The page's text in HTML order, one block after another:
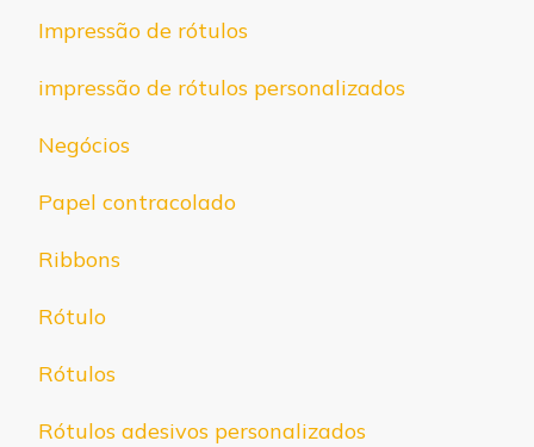
Impressão de rótulos
impressão de rótulos personalizados
Negócios
Papel contracolado
Ribbons
Rótulo
Rótulos
Rótulos adesivos personalizados